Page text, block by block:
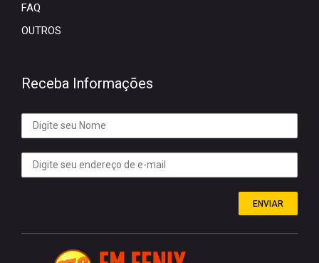
FAQ
OUTROS
Receba Informações
ENVIAR